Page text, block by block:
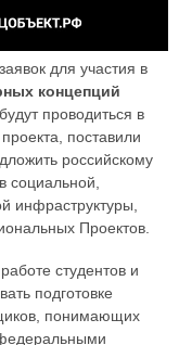
для участия в
концепций
проводиться в
поставили
российскому
социальной,
инфраструктуры,
Проектов.
студентов и
подготовке
понимающих
федеральными